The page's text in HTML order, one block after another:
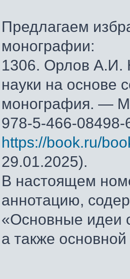
Предлагаем
монографии:
1306. Орлов А.И.
науки на основе
монография. —
978-5-466-
https://book.ru/
29.01.2025).
В настоящем
аннотацию,
«Основные идеи
а также